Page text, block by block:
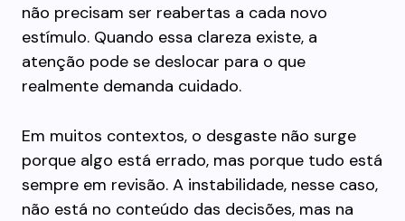
não precisam ser reabertas a cada novo
estímulo. Quando essa clareza existe, a
atenção pode se deslocar para o que
realmente demanda cuidado.
Em muitos contextos, o desgaste não surge
porque algo está errado, mas porque tudo está
sempre em revisão. A instabilidade, nesse caso,
não está no conteúdo das decisões, mas na